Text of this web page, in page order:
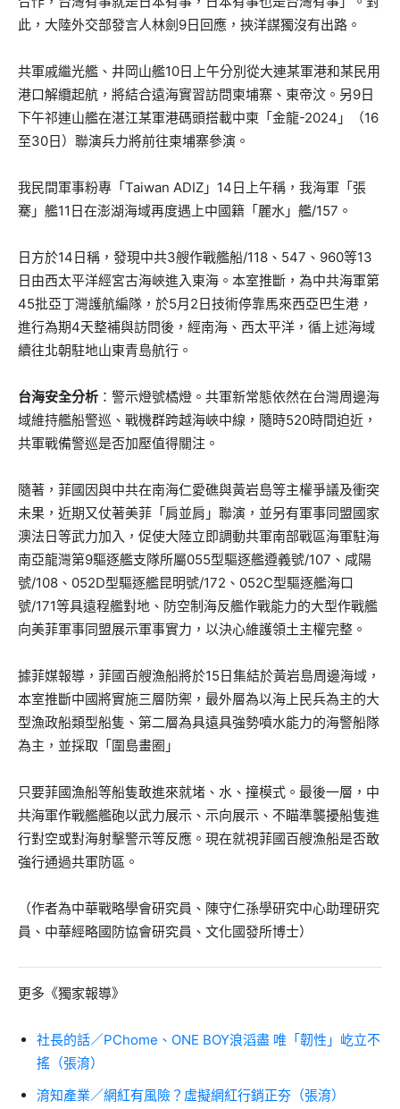
此，大陸外交部發言人林劍9日回應，挾洋謀獨沒有出路。
共軍戚繼光艦、井岡山艦10日上午分別從大連某軍港和某民用
港口解纜起航，將結合遠海實習訪問柬埔寨、東帝汶。另9日
下午祁連山艦在湛江某軍港碼頭搭載中柬「金龍-2024」（16
至30日）聯演兵力將前往柬埔寨參演。
我民間軍事粉專「Taiwan ADIZ」14日上午稱，我海軍「張
騫」艦11日在澎湖海域再度遇上中國籍「麗水」艦/157。
日方於14日稱，發現中共3艘作戰艦船/118、547、960等13
日由西太平洋經宮古海峽進入東海。本室推斷，為中共海軍第
45批亞丁灣護航編隊，於5月2日技術停靠馬來西亞巴生港，
進行為期4天整補與訪問後，經南海、西太平洋，循上述海域
續往北朝駐地山東青島航行。
台海安全分析 ：警示燈號橘燈。共軍新常態依然在台灣周邊海
域維持艦船警巡、戰機群跨越海峽中線，隨時520時間迫近，
共軍戰備警巡是否加壓值得關注。
隨著，菲國因與中共在南海仁愛礁與黃岩島等主權爭議及衝突
未果，近期又仗著美菲「肩並肩」聯演，並另有軍事同盟國家
澳法日等武力加入，促使大陸立即調動共軍南部戰區海軍駐海
南亞龍灣第9驅逐艦支隊所屬055型驅逐艦遵義號/107、咸陽
號/108、052D型驅逐艦昆明號/172、052C型驅逐艦海口
號/171等具遠程艦對地、防空制海反艦作戰能力的大型作戰艦
向美菲軍事同盟展示軍事實力，以決心維護領土主權完整。
據菲媒報導，菲國百艘漁船將於15日集結於黃岩島周邊海域，
本室推斷中國將實施三層防禦，最外層為以海上民兵為主的大
型漁政船類型船隻、第二層為具遠具強勢噴水能力的海警船隊
為主，並採取「圍島畫圈」
只要菲國漁船等船隻敢進來就堵、水、撞模式。最後一層，中
共海軍作戰艦艦砲以武力展示、示向展示、不瞄準襲擾船隻進
行對空或對海射擊警示等反應。現在就視菲國百艘漁船是否敢
強行通過共軍防區。
（作者為中華戰略學會研究員、陳守仁孫學研究中心助理研究
員、中華經略國防協會研究員、文化國發所博士）
更多《獨家報導》
社長的話／PChome、ONE BOY浪滔盡 唯「韌性」屹立不
搖（張淯）
淯知產業／網紅有風險？虛擬網紅行銷正夯（張淯）